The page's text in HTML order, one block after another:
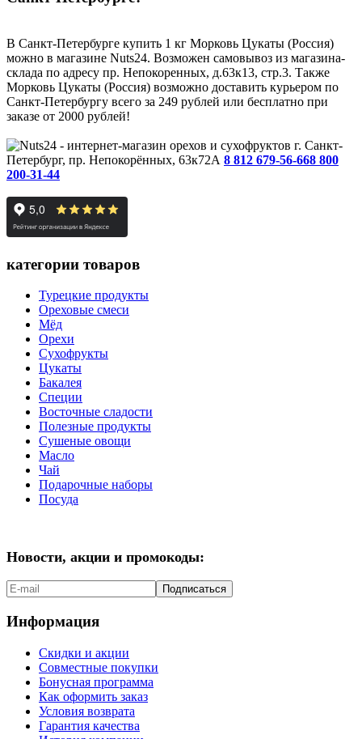
В Санкт-Петербурге купить 1 кг Морковь Цукаты (Россия)
можно в магазине Nuts24. Возможен самовывоз из магазина-
склада по адресу пр. Непокоренных, д.63к13, стр.3. Также
Морковь Цукаты (Россия) возможно доставить курьером по
Санкт-Петербургу всего за 249 рублей или бесплатно при
заказе от 2000 рублей!
г. Санкт-
Петербург, пр. Непокорённых, 63к72А 8 812 679-56-668 800
200-31-44
категории товаров
Турецкие продукты
Ореховые смеси
Мёд
Орехи
Сухофрукты
Цукаты
Бакалея
Специи
Восточные сладости
Полезные продукты
Сушеные овощи
Масло
Чай
Подарочные наборы
Посуда
Новости, акции и промокоды:
Подписаться
Информация
Скидки и акции
Совместные покупки
Бонусная программа
Как оформить заказ
Условия возврата
Гарантия качества